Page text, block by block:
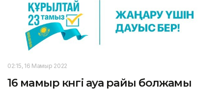
02:15, 16 Мамыр 2022
16 мамыр күнгі ауа райы болжамы